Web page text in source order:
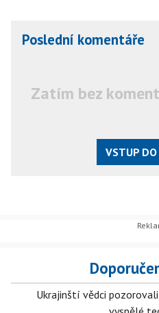
Poslední komentáře
Zatím bez
VSTUP
Ukrajinští vědci